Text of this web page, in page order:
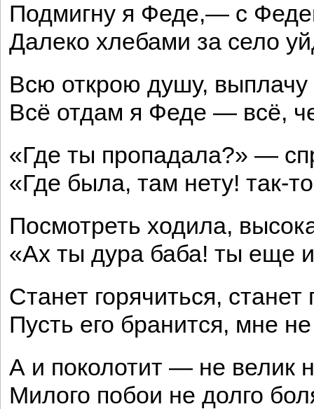
Подмигну я Феде,— с
Далеко хлебами за село
Всю открою душу, выплачу
Всё отдам я Феде — всё,
«Где ты пропадала?» —
«Где была, там нету! так-
Посмотреть ходила,
«Ах ты дура баба! ты еще
Станет горячиться,
Пусть его бранится, мне
А и поколотит — не велик
Милого побои не долго